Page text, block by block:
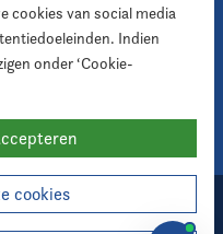
voor Raadsleden
cookies van social media
Indien
onder ‘Cookie-
cookies